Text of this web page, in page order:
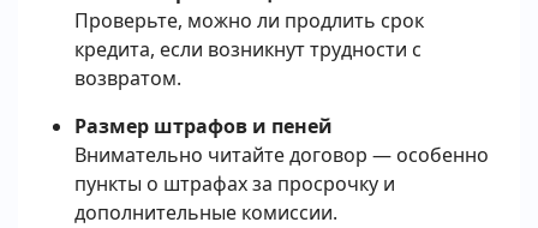
Проверьте, можно ли продлить срок
кредита, если возникнут трудности с
возвратом.
Размер штрафов и пеней
Внимательно читайте договор — особенно
пункты о штрафах за просрочку и
дополнительные комиссии.